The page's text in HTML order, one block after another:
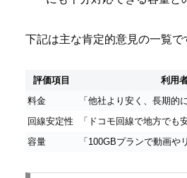
下記は主な肯定的意見の一覧で
評価項目
利用
料金
「他社より安く、長期的
回線安定性
「ドコモ回線で地方でも
容量
「100GBプランで動画や